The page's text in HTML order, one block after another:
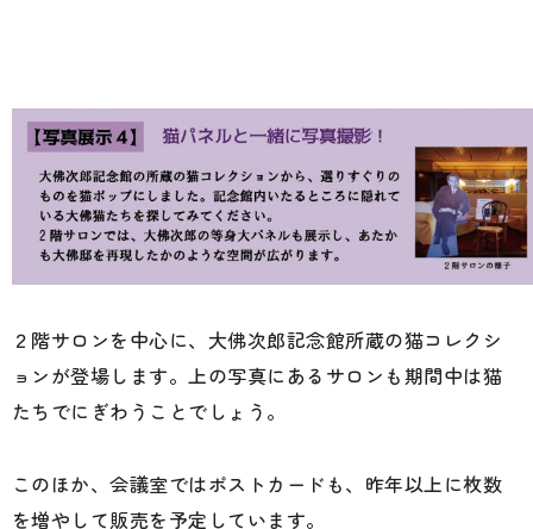
２階サロンを中心に、大佛次郎記念館所蔵の猫コレクシ
ョンが登場します。上の写真にあるサロンも期間中は猫
たちでにぎわうことでしょう。
このほか、会議室ではポストカードも、昨年以上に枚数
を増やして販売を予定しています。